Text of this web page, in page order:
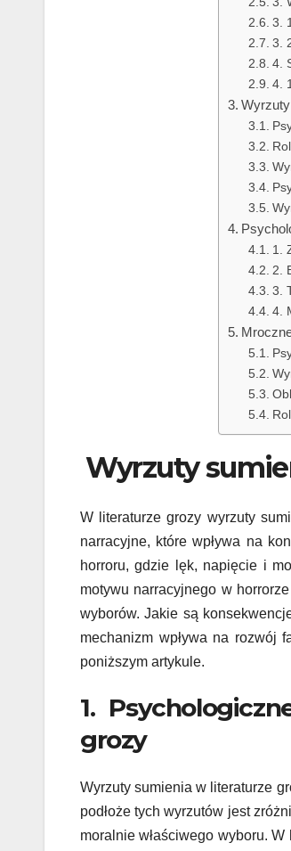
3.
3.
4.
4.
1.
2.
3.
4.
Wyrzuty
W literaturze grozy wyrzuty
narracyjne, które wpływa na
horroru, gdzie lęk, napięcie i
motywu narracyjnego w
wyborów. Jakie są
mechanizm wpływa na rozwój
poniższym artykule.
1.
grozy
Wyrzuty sumienia w literaturze
podłoże tych wyrzutów jest
moralnie właściwego wyboru.